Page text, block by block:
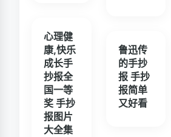
心理健
康,快乐
成长手
抄报全
国一等
奖 手抄
报图片
大全集
鲁迅传
的手抄
报 手抄
报简单
又好看